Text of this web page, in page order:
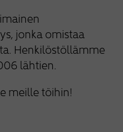
jonka omistaa
Henkilöstöllämme
lähtien.
meille töihin!